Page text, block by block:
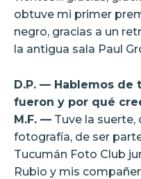
obtuve mi primer
negro, gracias a un
la antigua sala Paul
D.P. — Hablemos de
fueron y por qué
M.F. — Tuve la
fotografía, de ser
Tucumán Foto Club
Rubio y mis